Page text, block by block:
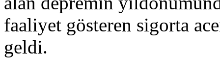
faaliyet gösteren sigorta
geldi.